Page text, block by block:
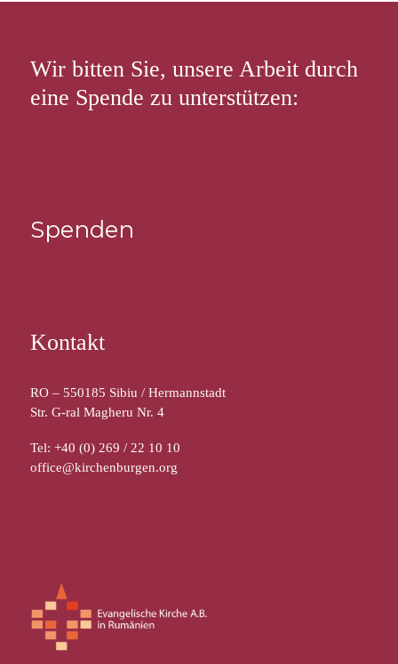
Wir bitten Sie, unsere Arbeit durch
eine Spende zu unterstützen:
Spenden
Kontakt
RO – 550185 Sibiu / Hermannstadt
Str. G-ral Magheru Nr. 4
Tel: +40 (0) 269 / 22 10 10
office@kirchenburgen.org